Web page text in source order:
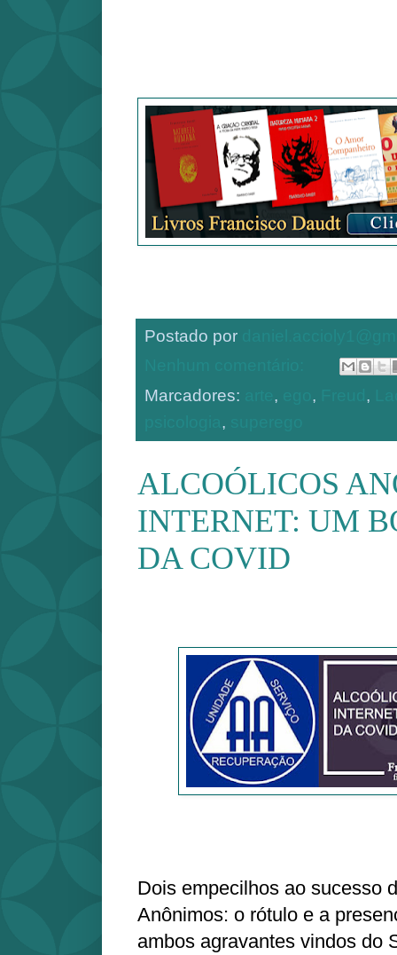
Postado por
Marcadores:
, , ,
,
ALCOÓLICOS
INTERNET: UM
DA COVID
Dois empecilhos ao sucesso
Anônimos: o rótulo e a
ambos agravantes vindos do